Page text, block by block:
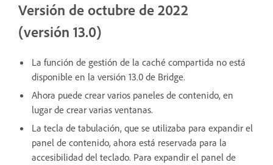
Versión de octubre de 2022
(versión 13.0)
La función de gestión de la caché compartida no está
disponible en la versión 13.0 de Bridge.
Ahora puede crear varios paneles de contenido, en
lugar de crear varias ventanas.
La tecla de tabulación, que se utilizaba para expandir el
panel de contenido, ahora está reservada para la
accesibilidad del teclado. Para expandir el panel de